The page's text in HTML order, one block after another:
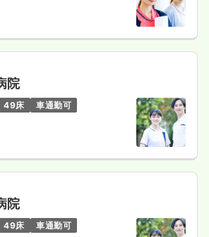
院
49床
車通勤可
院
49床
車通勤可